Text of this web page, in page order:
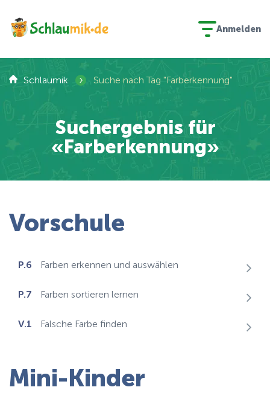
Anmelden
Schlaumik › Suche nach Tag "Farberkennung"
Suchergebnis für
«Farberkennung»
Vorschule
P.6 Farben erkennen und auswählen
P.7 Farben sortieren lernen
V.1 Falsche Farbe finden
Mini-Kinder